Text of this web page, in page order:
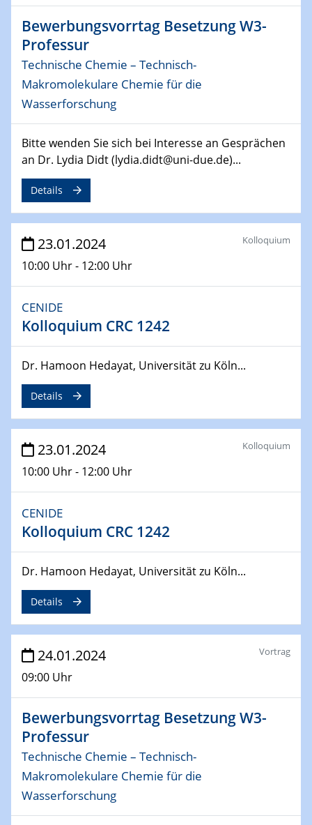
06.03.2024
Dynamics of sessile drops in channel flow
ZBT
07.03.2024
Liquid Organic Hydrogen Carriers (LOHC)
ZBT
14.03.2024
Microscope Techniques in Materials
Research
From Micro to Nano Analysis
04.04.2024
CENIDE & WIN Seminar Series on 2D-
MATURE
Kooperationsseminar | Elektrolyse und
Brennstoffzellen
15.04.2024
Online Workshop
Ben Gurion University
25.04.2024
CENIDE & WIN Seminar Series on 2D-
MATURE
Speaker: Albert Dato (Harvey Mudd College)
29.04.2024
MAT4HY․NRW
30.04.2024
SFB 1242 Kolloquium
"Integrated Quantum Dot Optomechanics"
07.05.2024
SFB/TRR 270 Kolloquium
auf Übergang auf
07.05.2024
SFB 1242 Kolloquium
systems"
08.05.2024
Bewerbungsvorrtag Besetzung W3-
Professur
Technische Chemie – Technisch-
Makromolekulare Chemie für die
Wasserforschung
Bitte wenden Sie sich bei Interesse an Gesprächen
an Dr. Lydia Didt (lydia.didt@uni-due.de)...
Details
23.01.2024
10:00 Uhr - 12:00 Uhr
Kolloquium
CENIDE
Kolloquium CRC 1242
Dr. Hamoon Hedayat, Universität zu Köln...
Details
23.01.2024
10:00 Uhr - 12:00 Uhr
Kolloquium
CENIDE
Kolloquium CRC 1242
Dr. Hamoon Hedayat, Universität zu Köln...
Details
24.01.2024
09:00 Uhr
Vortrag
Bewerbungsvorrtag Besetzung W3-
Professur
Technische Chemie – Technisch-
Makromolekulare Chemie für die
Wasserforschung